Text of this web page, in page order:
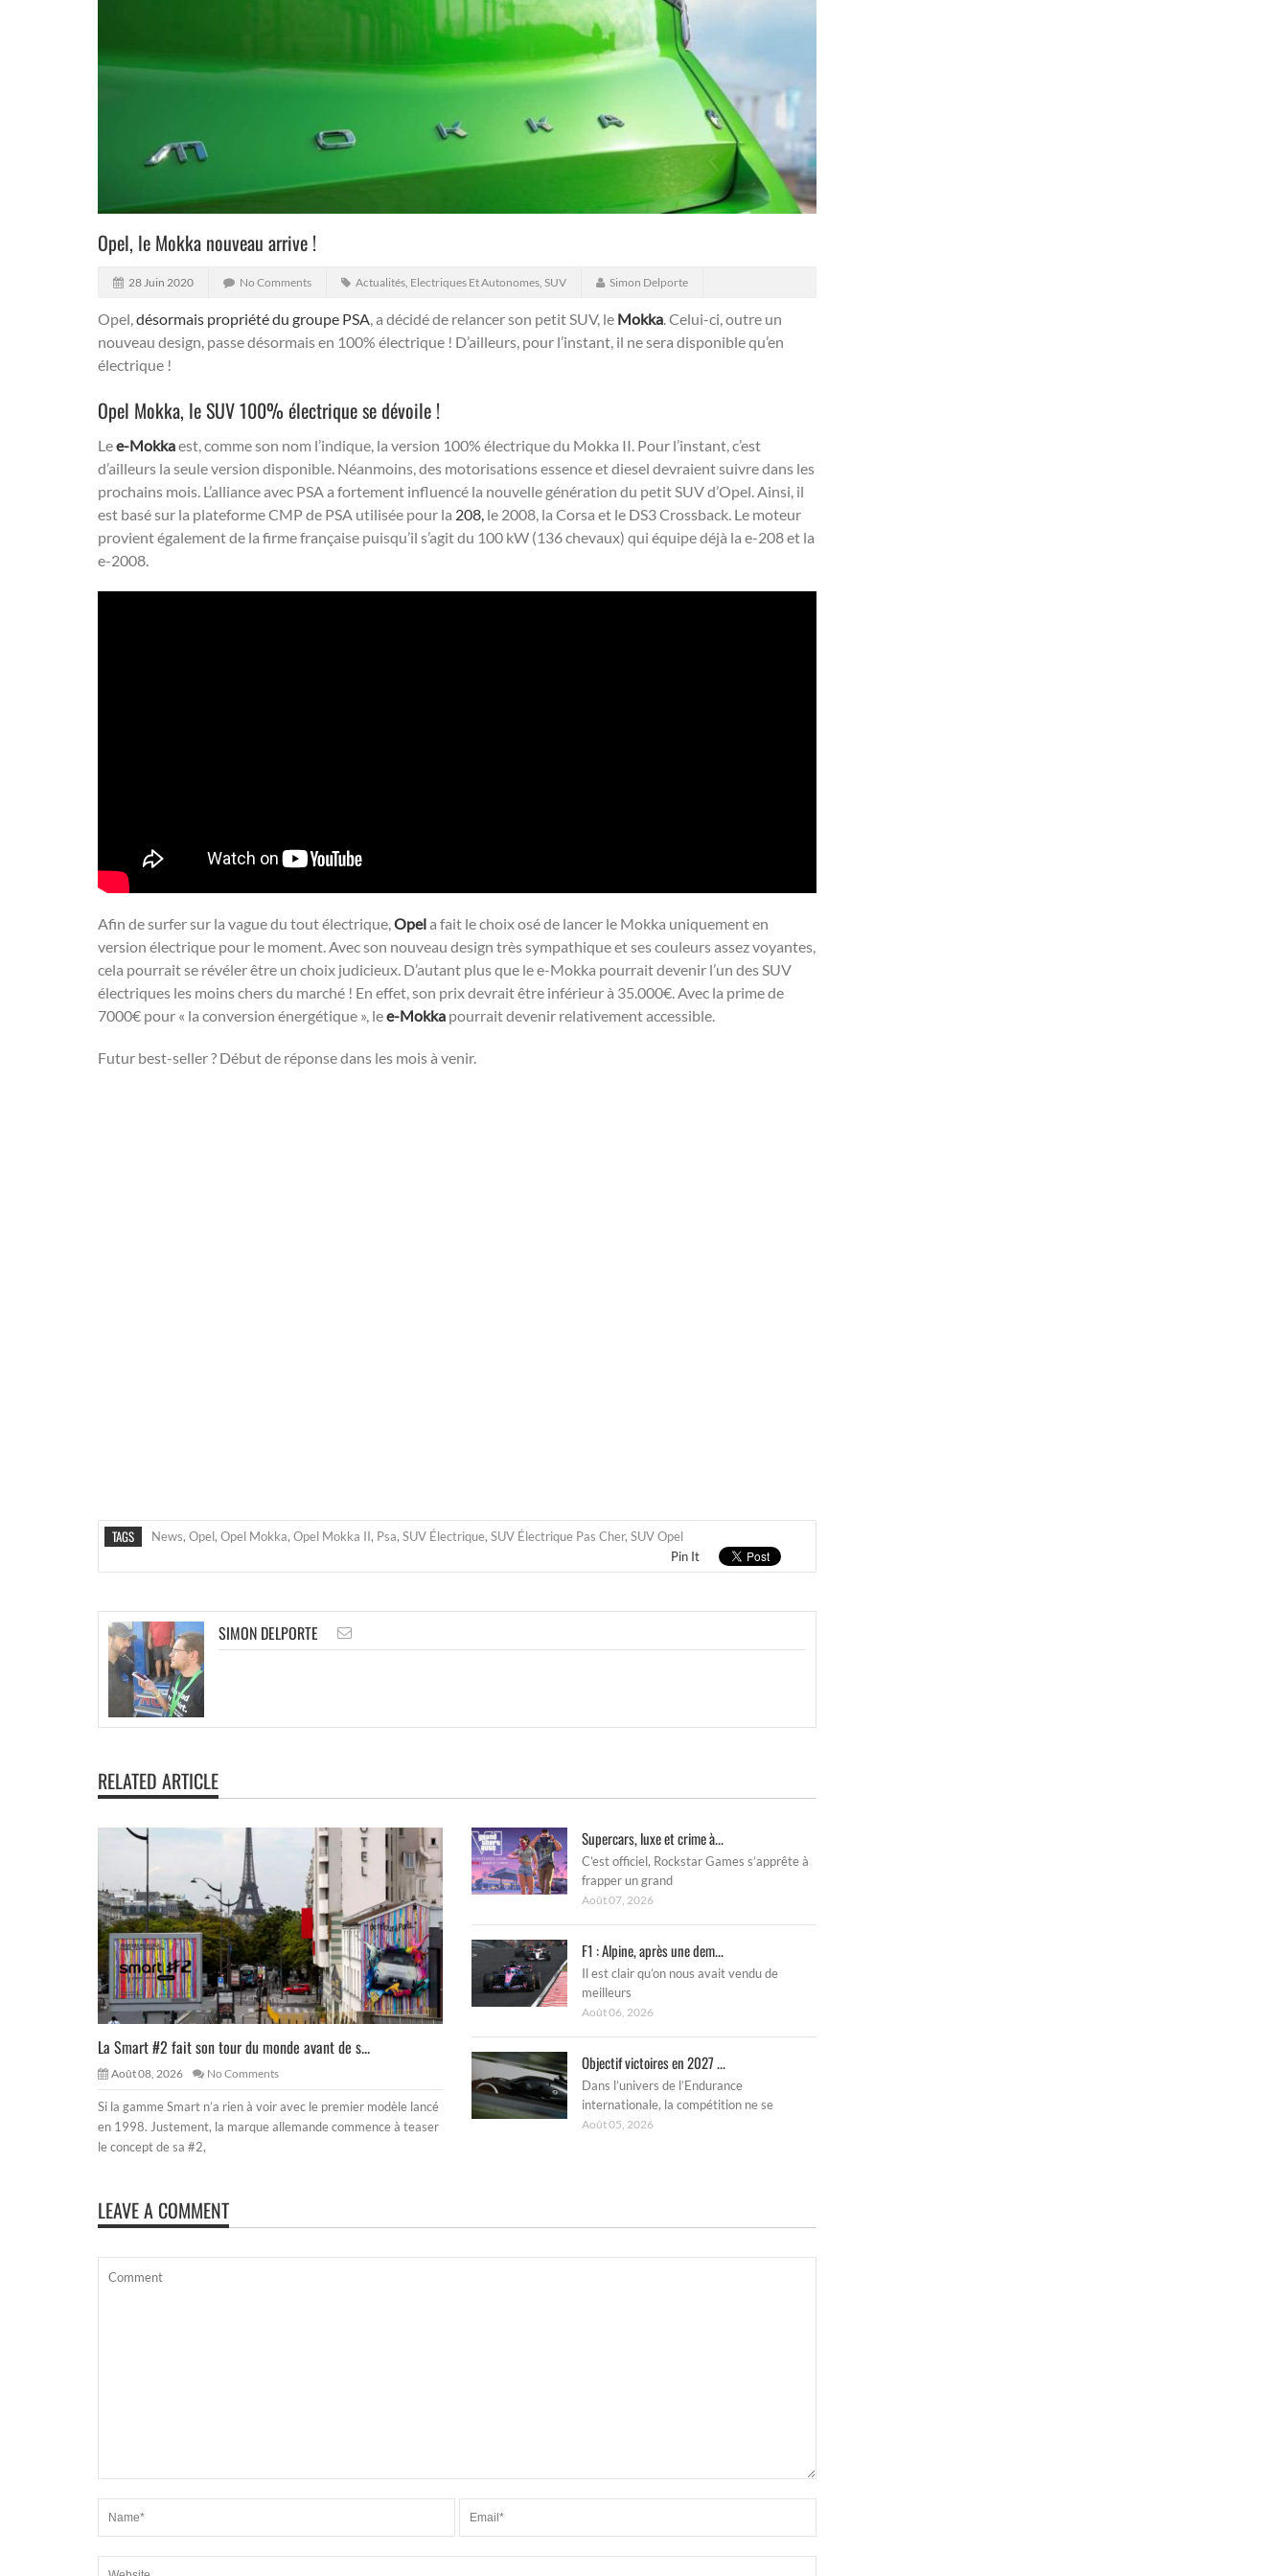
Opel, le Mokka nouveau arrive !
28 Juin 2020 No Comments Actualités, Electriques Et Autonomes, SUV Simon Delporte
Opel,désormais propriété du groupe PSA, a décidé de relancer son petit SUV, le Mokka. Celui-ci, outre un
nouveau design, passe désormais en 100% électrique ! D’ailleurs, pour l’instant, il ne sera disponible qu’en
électrique !
Opel Mokka, le SUV 100% électrique se dévoile !
Lee-Mokkaest, comme son nom l’indique, la version 100% électrique du Mokka II. Pour l’instant, c’est
d’ailleurs la seule version disponible. Néanmoins, des motorisations essence et diesel devraient suivre dans les
prochains mois. L’alliance avec PSA a fortement influencé la nouvelle génération du petit SUV d’Opel. Ainsi, il
est basé sur la plateforme CMP de PSA utilisée pour la 208, le 2008, la Corsa et le DS3 Crossback. Le moteur
provient également de la firme française puisqu’il s’agit du 100 kW (136 chevaux) qui équipe déjà la e-208 et la
e-2008.
Afin de surfer sur la vague du tout électrique,Opela fait le choix osé de lancer le Mokka uniquement en
version électrique pour le moment. Avec son nouveau design très sympathique et ses couleurs assez voyantes,
cela pourrait se révéler être un choix judicieux. D’autant plus que le e-Mokka pourrait devenir l’un des SUV
électriques les moins chers du marché ! En effet, son prix devrait être inférieur à 35.000€. Avec la prime de
7000€ pour « la conversion énergétique », lee-Mokka pourrait devenir relativement accessible.
Futur best-seller ? Début de réponse dans les mois à venir.
TAGS News, Opel, Opel Mokka, Opel Mokka II, Psa, SUV Électrique, SUV Électrique Pas Cher, SUV Opel
Pin It
SIMON DELPORTE
RELATED ARTICLE
La Smart #2 fait son tour du monde avant de s...
Août 08, 2026 No Comments
Si la gamme Smart n’a rien à voir avec le premier modèle lancé
en 1998. Justement, la marque allemande commence à teaser
le concept de sa #2,
Supercars, luxe et crime à...
C’est officiel, Rockstar Games s’apprête à
frapper un grand
Août 07, 2026
F1 : Alpine, après une dem...
Il est clair qu’on nous avait vendu de
meilleurs
Août 06, 2026
Objectif victoires en 2027 ...
Dans l’univers de l’Endurance
internationale, la compétition ne se
Août 05, 2026
LEAVE A COMMENT